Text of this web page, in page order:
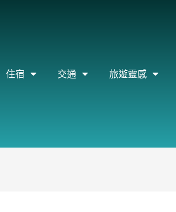
住宿 交通 旅遊靈感